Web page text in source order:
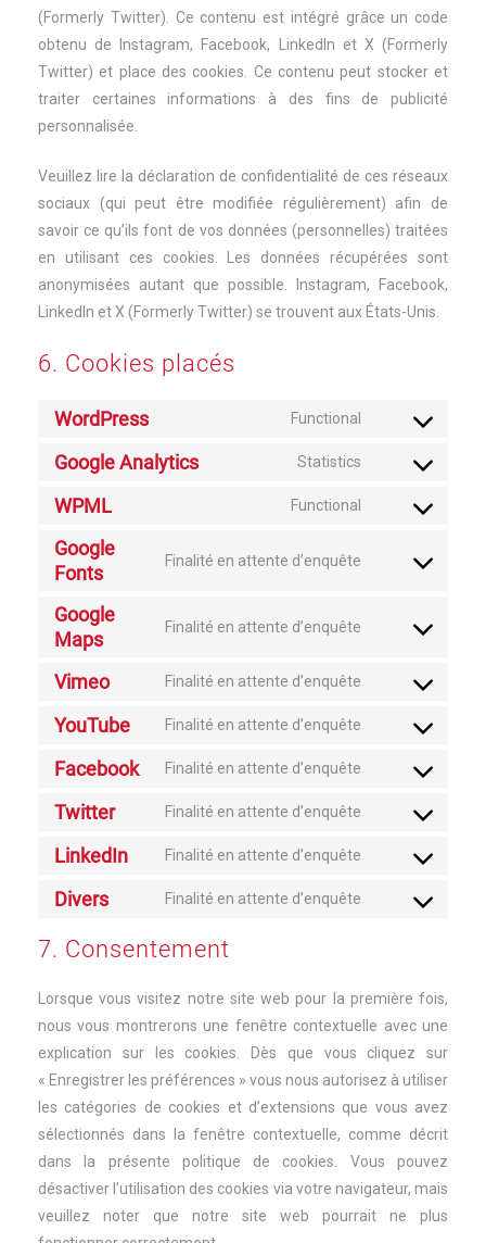
(Formerly Twitter). Ce contenu est intégré grâce un code
obtenu de Instagram, Facebook, LinkedIn et X (Formerly
Twitter) et place des cookies. Ce contenu peut stocker et
traiter certaines informations à des fins de publicité
personnalisée.
Veuillez lire la déclaration de confidentialité de ces réseaux
sociaux (qui peut être modifiée régulièrement) afin de
savoir ce qu’ils font de vos données (personnelles) traitées
en utilisant ces cookies. Les données récupérées sont
anonymisées autant que possible. Instagram, Facebook,
LinkedIn et X (Formerly Twitter) se trouvent aux États-Unis.
6. Cookies placés
WordPress Functional
Consent
wordpress
Google Analytics Statistics
Consent
analytics
WPML Functional
Consent
service
Google
Fonts
Finalité en attente d’enquête
Consent
service
Google
Maps
Finalité en attente d’enquête
Consent
service
Vimeo Finalité en attente d’enquête
Consent
vimeo
YouTube Finalité en attente d’enquête
Consent
youtube
Facebook Finalité en attente d’enquête
Consent
facebook
Twitter Finalité en attente d’enquête
Consent
twitter
LinkedIn Finalité en attente d’enquête
Consent
Divers Finalité en attente d’enquête
Consent
7. Consentement
Lorsque vous visitez notre site web pour la première fois,
nous vous montrerons une fenêtre contextuelle avec une
explication sur les cookies. Dès que vous cliquez sur
« Enregistrer les préférences » vous nous autorisez à utiliser
les catégories de cookies et d’extensions que vous avez
sélectionnés dans la fenêtre contextuelle, comme décrit
dans la présente politique de cookies. Vous pouvez
désactiver l’utilisation des cookies via votre navigateur, mais
veuillez noter que notre site web pourrait ne plus